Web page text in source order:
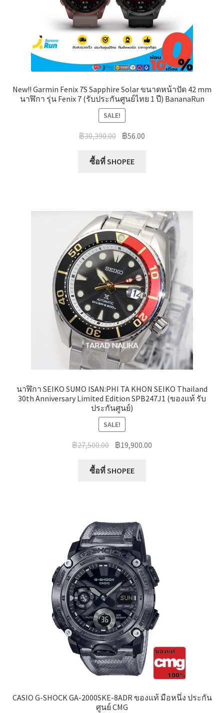
New!! Garmin Fenix 7S Sapphire Solar ขนาดหน้าปัด 42 mm
นาฬิกา รุ่น Fenix 7 (รับประกันศูนย์ไทย 1 ปี) BananaRun
SALE!
฿30,390.00 Original
was:
฿56.00
ซื้อที่ SHOPEE
นาฬิกา SEIKO SUMO ISAN:PHI TA KHON SEIKO Thailand
30th Anniversary Limited Edition SPB247J1 (ของแท้ รับ
ประกันศูนย์)
SALE!
฿27,500.00 Original
was:
฿19,900.00
ซื้อที่ SHOPEE
CASIO G-SHOCK GA-2000SKE-8ADR ของแท้ มือหนึ่ง ประกัน
ศูนย์ CMG